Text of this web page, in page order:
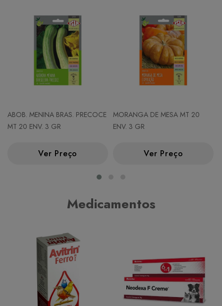
ABOB. MENINA BRAS. PRECOCE
MT 20 ENV. 3 GR
Ver Preço
MORANGA DE MESA MT 20
ENV. 3 GR
Ver Preço
Medicamentos